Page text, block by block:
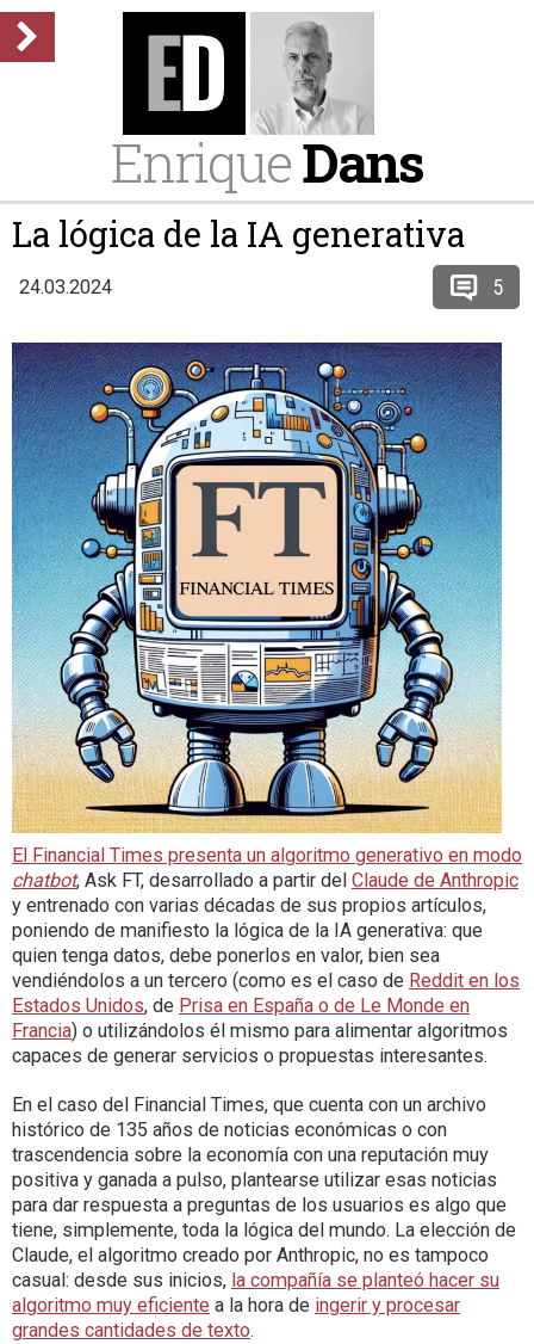
EnriqueDans
La lógica de la IA generativa
24.03.2024 5
El Financial Times presenta un algoritmo generativo en modo
chatbot, Ask FT, desarrollado a partir del Claude de Anthropic
y entrenado con varias décadas de sus propios artículos,
poniendo de manifiesto la lógica de la IA generativa: que
quien tenga datos, debe ponerlos en valor, bien sea
vendiéndolos a un tercero (como es el caso de Reddit en los
Estados Unidos, de Prisa en España o de Le Monde en
Francia) o utilizándolos él mismo para alimentar algoritmos
capaces de generar servicios o propuestas interesantes.
En el caso del Financial Times, que cuenta con un archivo
histórico de 135 años de noticias económicas o con
trascendencia sobre la economía con una reputación muy
positiva y ganada a pulso, plantearse utilizar esas noticias
para dar respuesta a preguntas de los usuarios es algo que
tiene, simplemente, toda la lógica del mundo. La elección de
Claude, el algoritmo creado por Anthropic, no es tampoco
casual: desde sus inicios, la compañía se planteó hacer su
algoritmo muy eficiente a la hora de ingerir y procesar
grandes cantidades de texto.